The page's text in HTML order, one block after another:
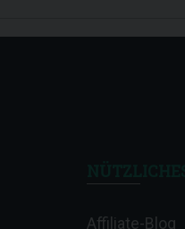
Affiliate-Blog